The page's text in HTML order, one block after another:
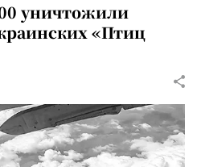
уничтожили
«Птиц